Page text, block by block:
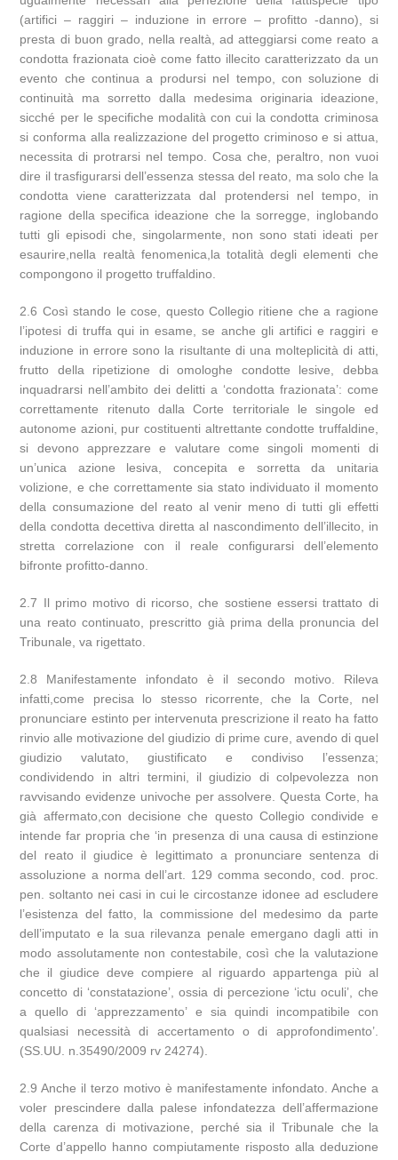
(artifici – raggiri – induzione in errore – profitto -danno), si
presta di buon grado, nella realtà, ad atteggiarsi come reato a
condotta frazionata cioè come fatto illecito caratterizzato da un
evento che continua a prodursi nel tempo, con soluzione di
continuità ma sorretto dalla medesima originaria ideazione,
sicché per le specifiche modalità con cui la condotta criminosa
si conforma alla realizzazione del progetto criminoso e si attua,
necessita di protrarsi nel tempo. Cosa che, peraltro, non vuoi
dire il trasfigurarsi dell’essenza stessa del reato, ma solo che la
condotta viene caratterizzata dal protendersi nel tempo, in
ragione della specifica ideazione che la sorregge, inglobando
tutti gli episodi che, singolarmente, non sono stati ideati per
esaurire,nella realtà fenomenica,la totalità degli elementi che
compongono il progetto truffaldino.
2.6 Così stando le cose, questo Collegio ritiene che a ragione
l’ipotesi di truffa qui in esame, se anche gli artifici e raggiri e
induzione in errore sono la risultante di una molteplicità di atti,
frutto della ripetizione di omologhe condotte lesive, debba
inquadrarsi nell’ambito dei delitti a ‘condotta frazionata’: come
correttamente ritenuto dalla Corte territoriale le singole ed
autonome azioni, pur costituenti altrettante condotte truffaldine,
si devono apprezzare e valutare come singoli momenti di
un’unica azione lesiva, concepita e sorretta da unitaria
volizione, e che correttamente sia stato individuato il momento
della consumazione del reato al venir meno di tutti gli effetti
della condotta decettiva diretta al nascondimento dell’illecito, in
stretta correlazione con il reale configurarsi dell’elemento
bifronte profitto-danno.
2.7 Il primo motivo di ricorso, che sostiene essersi trattato di
una reato continuato, prescritto già prima della pronuncia del
Tribunale, va rigettato.
2.8 Manifestamente infondato è il secondo motivo. Rileva
infatti,come precisa lo stesso ricorrente, che la Corte, nel
pronunciare estinto per intervenuta prescrizione il reato ha fatto
rinvio alle motivazione del giudizio di prime cure, avendo di quel
giudizio valutato, giustificato e condiviso l’essenza;
condividendo in altri termini, il giudizio di colpevolezza non
ravvisando evidenze univoche per assolvere. Questa Corte, ha
già affermato,con decisione che questo Collegio condivide e
intende far propria che ‘in presenza di una causa di estinzione
del reato il giudice è legittimato a pronunciare sentenza di
assoluzione a norma dell’art. 129 comma secondo, cod. proc.
pen. soltanto nei casi in cui le circostanze idonee ad escludere
l’esistenza del fatto, la commissione del medesimo da parte
dell’imputato e la sua rilevanza penale emergano dagli atti in
modo assolutamente non contestabile, così che la valutazione
che il giudice deve compiere al riguardo appartenga più al
concetto di ‘constatazione’, ossia di percezione ‘ictu oculi’, che
a quello di ‘apprezzamento’ e sia quindi incompatibile con
qualsiasi necessità di accertamento o di approfondimento’.
(SS.UU. n.35490/2009 rv 24274).
2.9 Anche il terzo motivo è manifestamente infondato. Anche a
voler prescindere dalla palese infondatezza dell’affermazione
della carenza di motivazione, perché sia il Tribunale che la
Corte d’appello hanno compiutamente risposto alla deduzione